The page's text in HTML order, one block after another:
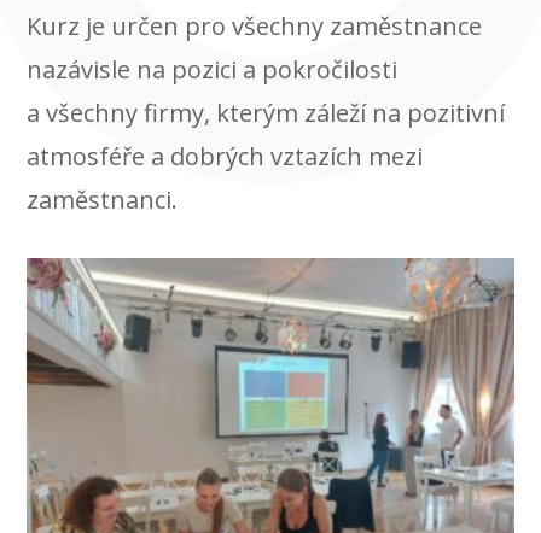
Kurz je určen pro všechny zaměstnance
nazávisle na pozici a pokročilosti
a všechny firmy, kterým záleží na pozitivní
atmosféře a dobrých vztazích mezi
zaměstnanci.